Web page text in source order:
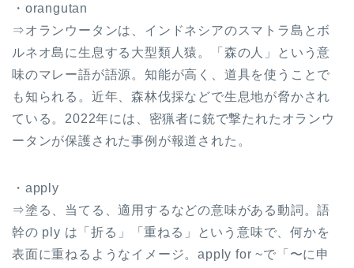
・orangutan
⇒オランウータンは、インドネシアのスマトラ島とボ
ルネオ島に生息する大型類人猿。「森の人」という意
味のマレー語が語源。知能が高く、道具を使うことで
も知られる。近年、森林伐採などで生息地が脅かされ
ている。2022年には、密猟者に銃で撃たれたオランウ
ータンが保護された事例が報道された。
・apply
⇒塗る、当てる、適用するなどの意味がある動詞。語
幹の ply は「折る」「重ねる」という意味で、何かを
表面に重ねるようなイメージ。apply for ~で「〜に申